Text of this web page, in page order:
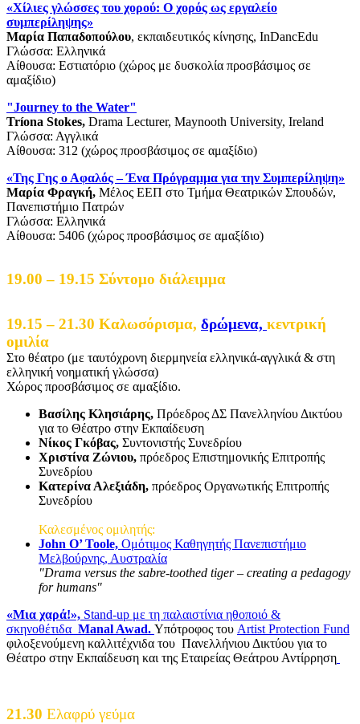
«Χίλιες γλώσσες του χορού: Ο χορός ως εργαλείο
συμπερίληψης»
Μαρία Παπαδοπούλου, εκπαιδευτικός κίνησης, InDancEdu
Γλώσσα: Ελληνικά
Αίθουσα: Εστιατόριο (χώρος με δυσκολία προσβάσιμος σε
αμαξίδιο)
"Journey to the Water"
Tríona Stokes, Drama Lecturer, Maynooth University, Ireland
Γλώσσα: Αγγλικά
Αίθουσα: 312 (χώρος προσβάσιμος σε αμαξίδιο)
«Της Γης ο Αφαλός – Ένα Πρόγραμμα για την Συμπερίληψη»
Μαρία Φραγκή, Μέλος ΕΕΠ στο Τμήμα Θεατρικών Σπουδών,
Πανεπιστήμιο Πατρών
Γλώσσα: Ελληνικά
Αίθουσα: 5406 (χώρος προσβάσιμος σε αμαξίδιο)
19.00 – 19.15 Σύντομο διάλειμμα
19.15 – 21.30 Καλωσόρισμα, δρώμενα, κεντρική
ομιλία
Στο θέατρο (με ταυτόχρονη διερμηνεία ελληνικά-αγγλικά & στη
ελληνική νοηματική γλώσσα)
Χώρος προσβάσιμος σε αμαξίδιο.
Βασίλης Κλησιάρης, Πρόεδρος ΔΣ Πανελληνίου Δικτύου
για το Θέατρο στην Εκπαίδευση
Νίκος Γκόβας, Συντονιστής Συνεδρίου
Χριστίνα Ζώνιου, πρόεδρος Επιστημονικής Επιτροπής
Συνεδρίου
Κατερίνα Αλεξιάδη, πρόεδρος Οργανωτικής Επιτροπής
Συνεδρίου
Καλεσμένος ομιλητής:
John O’ Toole, Ομότιμος Καθηγητής Πανεπιστήμιο
Mελβούρνης, Αυστραλία
"Drama versus the sabre-toothed tiger – creating a pedagogy
for humans"
«Μια χαρά!», Stand-up με τη παλαιστίνια ηθοποιό &
σκηνοθέτιδα Manal Awad. Υπότροφος του Artist Protection Fund
φιλοξενούμενη καλλιτέχνιδα του Πανελλήνιου Δικτύου για το
Θέατρο στην Εκπαίδευση και της Εταιρείας Θεάτρου Αντίρρηση
21.30 Ελαφρύ γεύμα